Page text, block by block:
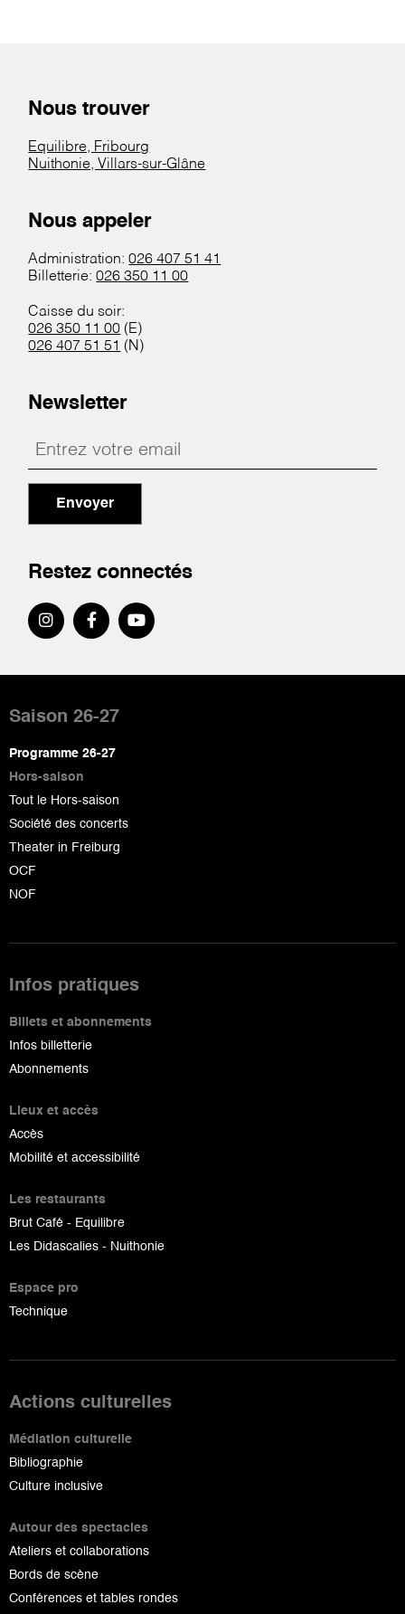
Nous trouver
Equilibre, Fribourg
Nuithonie, Villars-sur-Glâne
Nous appeler
Administration:026 407 51 41
Billetterie:026 350 11 00
Caisse du soir:
026 350 11 00 (E)
026 407 51 51 (N)
Newsletter
Envoyer
Restez connectés
de
page
Saison 26-27
Programme 26-27
Hors-saison
Tout le Hors-saison
Société des concerts
Theater in Freiburg
OCF
NOF
Infos pratiques
Billets et abonnements
Infos billetterie
Abonnements
Lieux et accès
Accès
Mobilité et accessibilité
Les restaurants
Brut Café - Equilibre
Les Didascalies - Nuithonie
Espace pro
Technique
Actions culturelles
Médiation culturelle
Bibliographie
Culture inclusive
Autour des spectacles
Ateliers et collaborations
Bords de scène
Conférences et tables rondes